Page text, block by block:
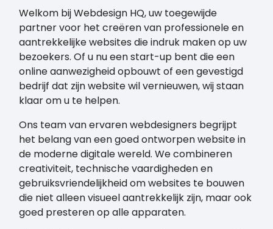
Welkom bij Webdesign HQ, uw toegewijde
partner voor het creëren van professionele en
aantrekkelijke websites die indruk maken op uw
bezoekers. Of u nu een start-up bent die een
online aanwezigheid opbouwt of een gevestigd
bedrijf dat zijn website wil vernieuwen, wij staan
klaar om u te helpen.
Ons team van ervaren webdesigners begrijpt
het belang van een goed ontworpen website in
de moderne digitale wereld. We combineren
creativiteit, technische vaardigheden en
gebruiksvriendelijkheid om websites te bouwen
die niet alleen visueel aantrekkelijk zijn, maar ook
goed presteren op alle apparaten.